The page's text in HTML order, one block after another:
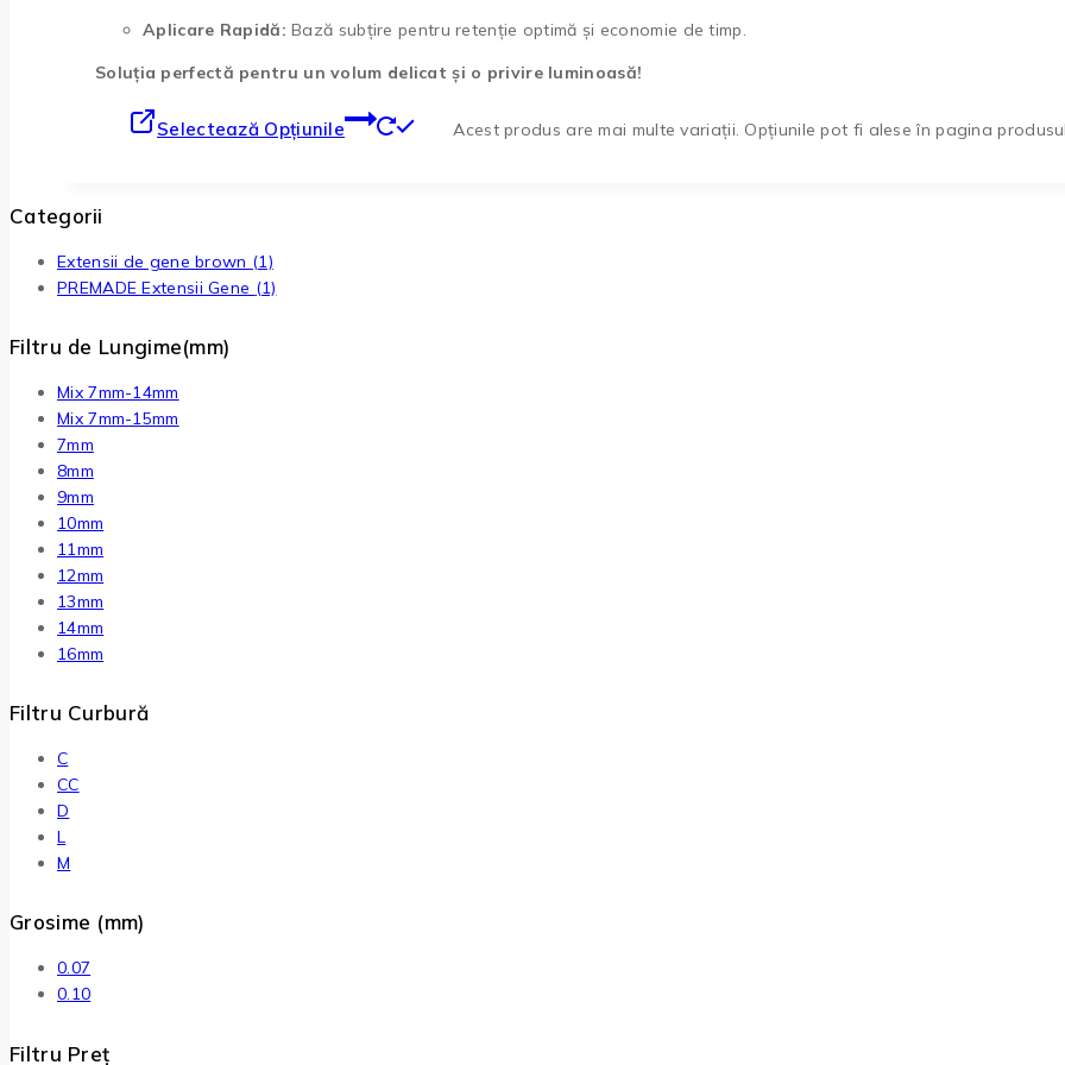
Aplicare Rapidă: Bază subțire pentru retenție optimă și economie de timp.
Soluția perfectă pentru un volum delicat și o privire luminoasă!
Selectează Opțiunile Acest produs are mai multe variații. Opțiunile pot fi alese în pagina
Categorii
Extensii de gene brown (1)
PREMADE Extensii Gene (1)
Filtru de Lungime(mm)
Mix 7mm-14mm
Mix 7mm-15mm
7mm
8mm
9mm
10mm
11mm
12mm
13mm
14mm
16mm
Filtru Curbură
C
CC
D
L
M
Grosime (mm)
0.07
0.10
Filtru Preț